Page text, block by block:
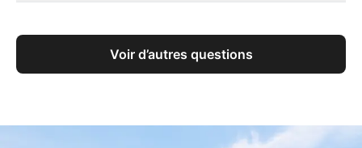
Voir d’autres questions